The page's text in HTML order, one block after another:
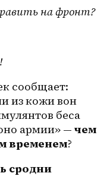
на фронт?
сообщает:
из кожи вон
беса
армии» — чем
временем?
сродни